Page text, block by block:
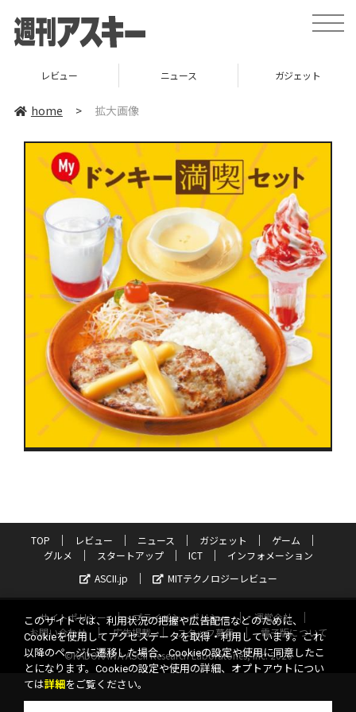
toggle
レビュー ニュース ガジェット
home > 拡大画像
TOP レビュー ニュース ガジェット
ゲーム
グルメ
スタートアップ ICT
インフォメーション
ASCII.jp
MITテクノロジーレビュー
サイトポリシー プライバシーポリシー
運営会社
お問い合わせ
広告掲載 スタッフ募集
電子版について
©KADOKAWA ASCII Research Laboratories, Inc. 2026
このサイトでは、利用状況の把握や広告配信などのために、
Cookieを使用してアクセスデータを取得・利用しています。これ
以降のページに遷移した場合、Cookieの設定や使用に同意したこ
とになります。Cookieの設定や使用の詳細、オプトアウトについ
ては詳細 をご覧ください。